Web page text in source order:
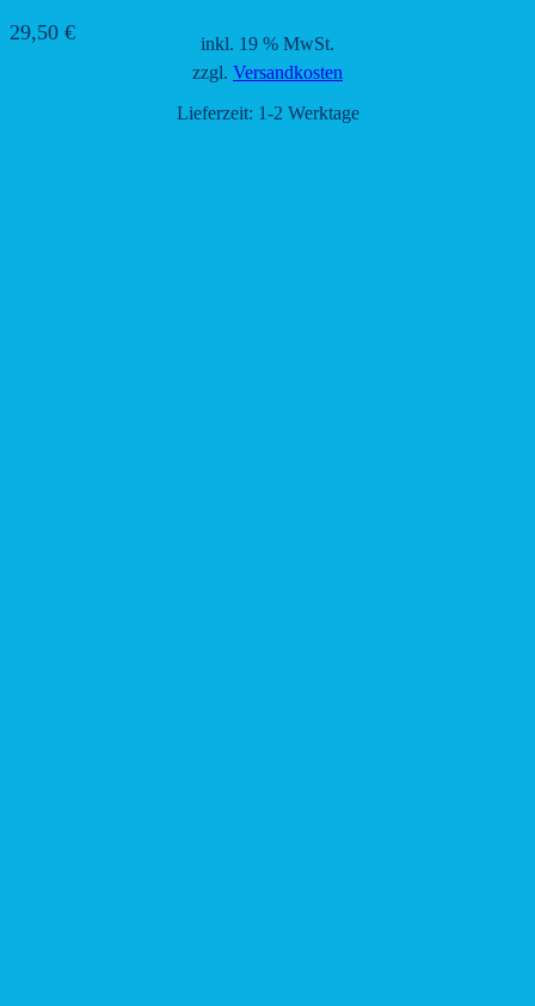
29,50 €
inkl. 19 % MwSt.
zzgl. Versandkosten
Lieferzeit: 1-2 Werktage